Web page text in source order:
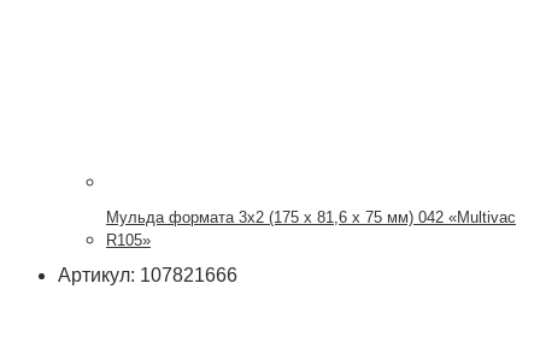
Мульда формата 3х2 (175 x 81,6 x 75 мм) 042 «Multivac
R105»
Артикул: 107821666